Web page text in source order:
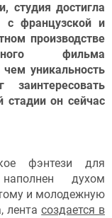
студия достигла
с французской и
производстве
фильма
уникальность
стадии он сейчас
фэнтези для
духом
и молодежную
лентасоздается в